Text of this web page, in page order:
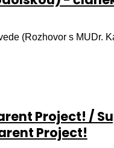
(Rozhovor s MUDr.
Project! /
Project!